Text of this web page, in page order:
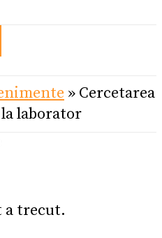
» Cercetarea
laborator
a trecut.